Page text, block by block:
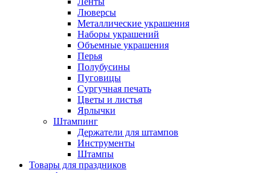
Люверсы
Металлические украшения
Наборы украшений
Объемные украшения
Перья
Полубусины
Пуговицы
Сургучная печать
Цветы и листья
Ярлычки
Штампинг
Держатели для штампов
Инструменты
Штампы
Товары для праздников